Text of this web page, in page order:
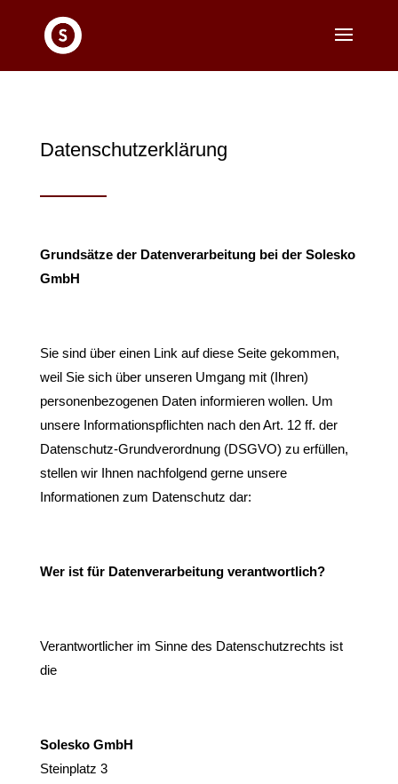
Datenschutzerklärung
Grundsätze der Datenverarbeitung bei der Solesko
GmbH
Sie sind über einen Link auf diese Seite gekommen,
weil Sie sich über unseren Umgang mit (Ihren)
personenbezogenen Daten informieren wollen. Um
unsere Informationspflichten nach den Art. 12 ff. der
Datenschutz-Grundverordnung (DSGVO) zu erfüllen,
stellen wir Ihnen nachfolgend gerne unsere
Informationen zum Datenschutz dar:
Wer ist für Datenverarbeitung verantwortlich?
Verantwortlicher im Sinne des Datenschutzrechts ist
die
Solesko GmbH
Steinplatz 3